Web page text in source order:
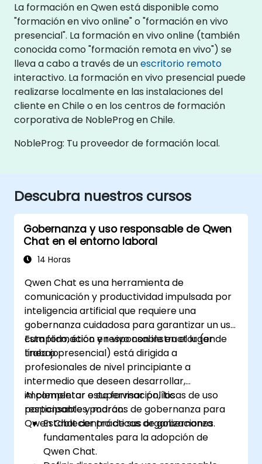
La formación en Qwen está disponible como
"formación en vivo online" o "formación en vivo
presencial". La formación en vivo online (también
conocida como "formación remota en vivo") se
lleva a cabo a través de unescritorio remoto
interactivo. La formación en vivo presencial puede
realizarse localmente en las instalaciones del
cliente en Chile o en los centros de formación
corporativa de NobleProg en Chile.
NobleProg: Tu proveedor de formación local.
Descubra nuestros cursos
Gobernanza y uso responsable de Qwen
Chat en el entorno laboral
14 Horas
Qwen Chat es una herramienta de
comunicación y productividad impulsada por
inteligencia artificial que requiere una
gobernanza cuidadosa para garantizar un uso
cumplido, ético y responsable en el lugar de
trabajo.
Esta formación en vivo con instructor (en
línea o presencial) está dirigida a
profesionales de nivel principiante a
intermedio que deseen desarrollar,
implementar o supervisar políticas de uso
responsable y marcos de gobernanza para
Qwen Chat dentro de sus organizaciones.
Al completar esta formación, los
participantes podrán:
Establecer prácticas de gobernanza
fundamentales para la adopción de
Qwen Chat.